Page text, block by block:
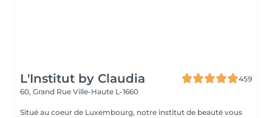
L'Institut by Claudia
459
60, Grand Rue Ville-Haute L-1660
Situé au coeur de Luxembourg, notre institut de beauté vous